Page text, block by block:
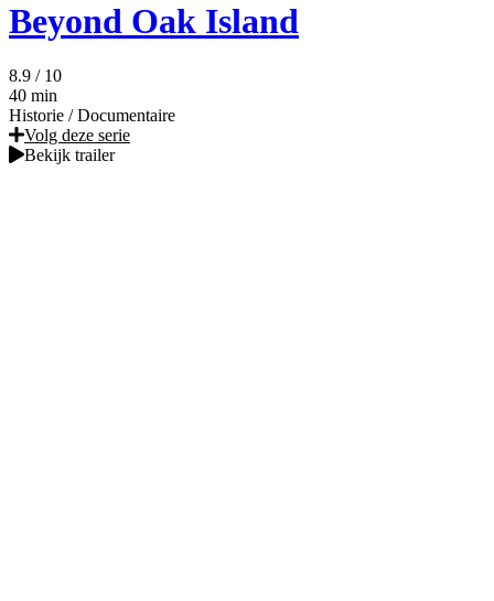
Beyond Oak Island
8.9 / 10
40 min
Historie / Documentaire
Volg deze serie
Bekijk trailer